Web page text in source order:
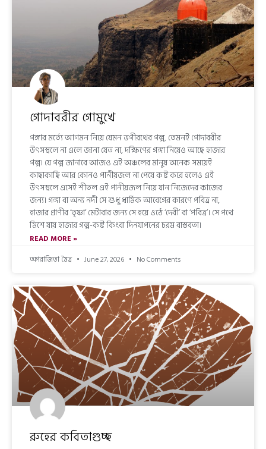
গোদাবরীর গোমুখে
গঙ্গার মর্ত্যে আগমন নিয়ে যেমন ভগীরথের গল্প, তেমনই গোদাবরীর
উৎসস্থলে না এলে জানা যেত না, দক্ষিণের গঙ্গা নিয়েও আছে হাজার
গল্প। যে গল্প জানাবে আজও এই অঞ্চলের মানুষ অনেক সময়েই
কাছাকাছি আর কোনও পানীয়জল না পেয়ে কষ্ট করে হলেও এই
উৎসস্থলে এসেই শীতল এই পানীয়জল নিয়ে যান নিজেদের কাজের
জন্য। গঙ্গা বা অন্য নদী সে শুধু ধার্মিক আবেগের কারণে পবিত্র না,
হাজার প্রাণীর ‘তৃষ্ণা’ মেটাবার জন্য সে হয়ে ওঠে ‘দেবী’ বা ‘পবিত্র’। সে পথে
মিশে যায় হাজার গল্প-কষ্ট কিংবা দিনযাপনের চরম বাস্তবতা।
READ MORE »
অপরাজিতা মৈত্র
June 27, 2026 No Comments
রুহের কবিতাগুচ্ছ